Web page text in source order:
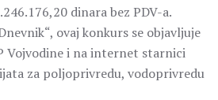
dinara bez PDV-a.
ovaj konkurs se objavljuje
Vojvodine i na internet starnici
za poljoprivredu, vodoprivredu